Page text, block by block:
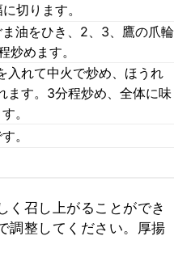
切ります。
油をひき、2、3、鷹の爪輪
炒めます。
入れて中火で炒め、ほうれ
ます。3分程炒め、全体に味
。
。
く召し上がることができ
調整してください。厚揚